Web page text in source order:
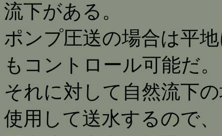
流下がある。
ポンプ圧送の場合は平
もコントロール可能だ。
それに対して自然流下
使用して送水するので、